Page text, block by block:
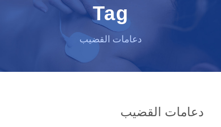
Tag
دعامات القضيب
دعامات القضيب